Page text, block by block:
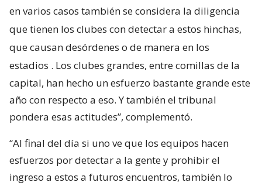
en varios casos también se considera la diligencia
que tienen los clubes con detectar a estos hinchas,
que causan desórdenes o de manera en los
estadios . Los clubes grandes, entre comillas de la
capital, han hecho un esfuerzo bastante grande este
año con respecto a eso. Y también el tribunal
pondera esas actitudes”, complementó.
“Al final del día si uno ve que los equipos hacen
esfuerzos por detectar a la gente y prohibir el
ingreso a estos a futuros encuentros, también lo